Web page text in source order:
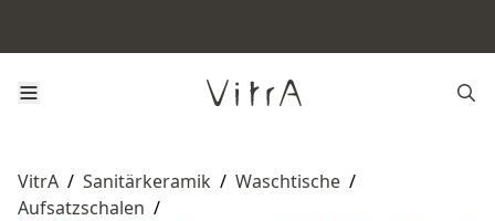
VitrA / Sanitärkeramik / Waschtische /
Aufsatzschalen /